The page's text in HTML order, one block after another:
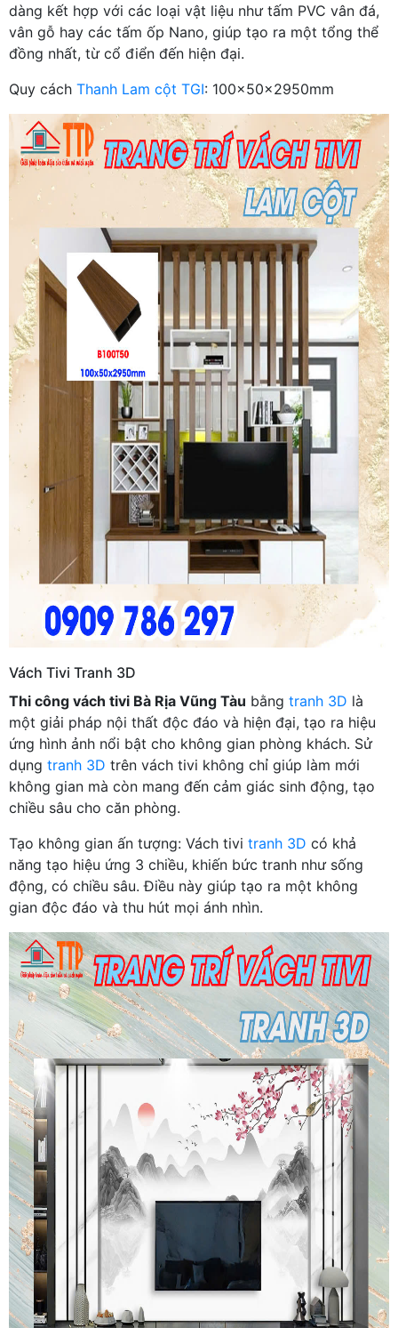
dàng kết hợp với các loại vật liệu như tấm PVC vân đá,
vân gỗ hay các tấm ốp Nano, giúp tạo ra một tổng thể
đồng nhất, từ cổ điển đến hiện đại.
Quy cách Thanh Lam cột TGI: 100x50x2950mm
Vách Tivi Tranh 3D
Thi công vách tivi Bà Rịa Vũng Tàu bằng tranh 3D là
một giải pháp nội thất độc đáo và hiện đại, tạo ra hiệu
ứng hình ảnh nổi bật cho không gian phòng khách. Sử
dụng tranh 3D trên vách tivi không chỉ giúp làm mới
không gian mà còn mang đến cảm giác sinh động, tạo
chiều sâu cho căn phòng.
Tạo không gian ấn tượng: Vách tivi tranh 3D có khả
năng tạo hiệu ứng 3 chiều, khiến bức tranh như sống
động, có chiều sâu. Điều này giúp tạo ra một không
gian độc đáo và thu hút mọi ánh nhìn.